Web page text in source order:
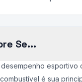
Se...
esportivo
é sua